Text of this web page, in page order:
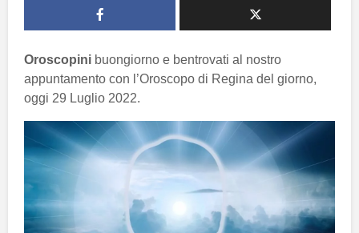
Oroscopini buongiorno e bentrovati al nostro
appuntamento con l’Oroscopo di Regina del giorno,
oggi 29 Luglio 2022.